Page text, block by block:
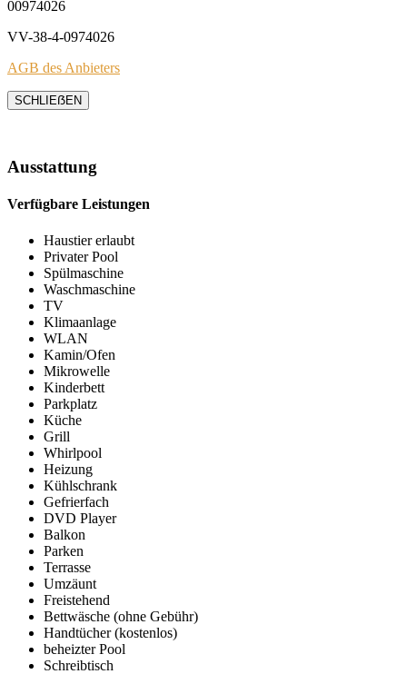
00974026
VV-38-4-0974026
AGB des Anbieters
SCHLIEẞEN
Ausstattung
Verfügbare Leistungen
Haustier erlaubt
Privater Pool
Spülmaschine
Waschmaschine
TV
Klimaanlage
WLAN
Kamin/Ofen
Mikrowelle
Kinderbett
Parkplatz
Küche
Grill
Whirlpool
Heizung
Kühlschrank
Gefrierfach
DVD Player
Balkon
Parken
Terrasse
Umzäunt
Freistehend
Bettwäsche (ohne Gebühr)
Handtücher (kostenlos)
beheizter Pool
Schreibtisch